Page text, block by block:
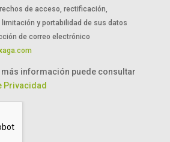
de acceso, rectificación,
y portabilidad de sus datos
de correo electrónico
información puede consultar
Privacidad